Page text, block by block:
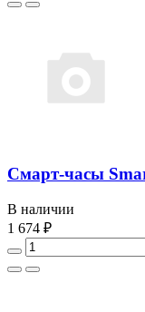
Смарт-часы
В наличии
1 674 ₽